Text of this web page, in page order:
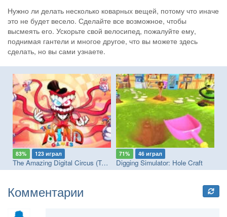
Нужно ли делать несколько коварных вещей, потому что иначе
это не будет весело. Сделайте все возможное, чтобы
высмеять его. Ускорьте свой велосипед, пожалуйте ему,
поднимая гантели и многое другое, что вы можете здесь
сделать, но вы сами узнаете.
83% 123 играл
The Amazing Digital Circus (TADC) Mind Games
71% 46 играл
Digging Simulator: Hole Craft
Комментарии